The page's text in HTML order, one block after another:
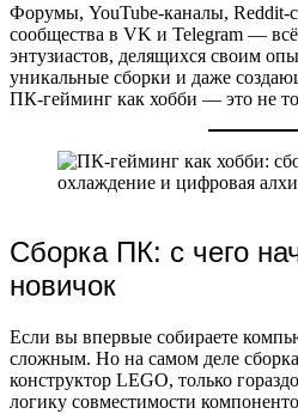
Форумы, YouTube-каналы, Reddit-
сообщества в VK и Telegram — всё
энтузиастов, делящихся своим
уникальные сборки и даже
ПК-гейминг как хобби — это не
Сборка ПК: с чего
новичок
Если вы впервые собираете
сложным. Но на самом деле
конструктор LEGO, только
логику совместимости